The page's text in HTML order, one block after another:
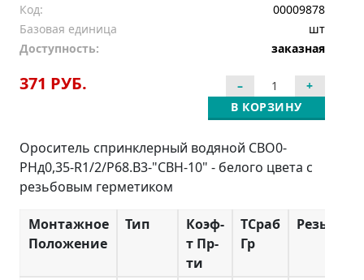
Код:
00009878
Базовая единица
шт
Доступность:
заказная
371 РУБ.
В КОРЗИНУ
Ороситель спринклерный водяной СВО0-
РНд0,35-R1/2/Р68.В3-"СВН-10" - белого цвета с
резьбовым герметиком
Монтажное
Положение
Тип
Коэф-
т Пр-
ти
ТCраб
Гр
Резьба